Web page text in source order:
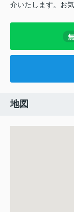
介いたします。お
地図